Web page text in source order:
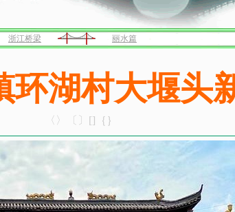
浙江桥梁 丽水篇
环湖村大堰头
〈〉〔〕[]｛｝